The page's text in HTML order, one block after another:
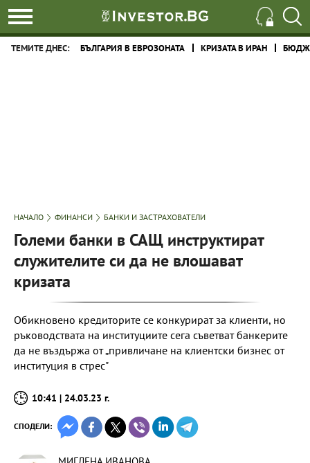
ТЕМИТЕ ДНЕС: БЪЛГАРИЯ В ЕВРОЗОНАТА КРИЗАТА В ИРАН
НАЧАЛО ФИНАНСИ БАНКИ И ЗАСТРАХОВАТЕЛИ
Големи банки в САЩ инструктират
служителите си да не влошават
кризата
Обикновено кредиторите се конкурират за клиенти, но
ръководствата на институциите сега съветват банкерите
да не въздържа от „привличане на клиентски бизнес от
институция в стрес"
10:41 | 24.03.23 г.
СПОДЕЛИ: